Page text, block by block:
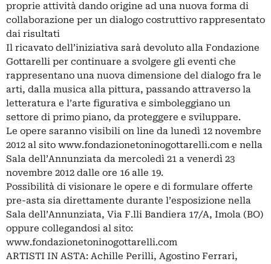
proprie attività dando origine ad una nuova forma di
collaborazione per un dialogo costruttivo rappresentato
dai risultati
Il ricavato dell’iniziativa sarà devoluto alla Fondazione
Gottarelli per continuare a svolgere gli eventi che
rappresentano una nuova dimensione del dialogo fra le
arti, dalla musica alla pittura, passando attraverso la
letteratura e l’arte figurativa e simboleggiano un
settore di primo piano, da proteggere e sviluppare.
Le opere saranno visibili on line da lunedì 12 novembre
2012 al sito www.fondazionetoninogottarelli.com e nella
Sala dell’Annunziata da mercoledì 21 a venerdì 23
novembre 2012 dalle ore 16 alle 19.
Possibilità di visionare le opere e di formulare offerte
pre-asta sia direttamente durante l’esposizione nella
Sala dell’Annunziata, Via F.lli Bandiera 17/A, Imola (BO)
oppure collegandosi al sito:
www.fondazionetoninogottarelli.com
ARTISTI IN ASTA: Achille Perilli, Agostino Ferrari,